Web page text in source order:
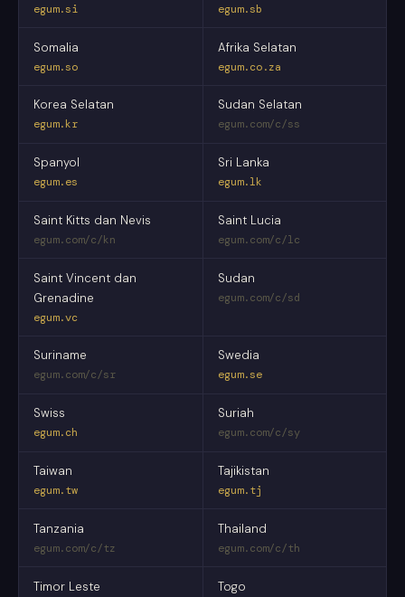
egum.si egum.sb
Somalia
egum.so
Afrika Selatan
egum.co.za
Korea Selatan
egum.kr
Sudan Selatan
egum.com/c/ss
Spanyol
egum.es
Sri Lanka
egum.lk
Saint Kitts dan Nevis
egum.com/c/kn
Saint Lucia
egum.com/c/lc
Saint Vincent dan
Grenadine
egum.vc
Sudan
egum.com/c/sd
Suriname
egum.com/c/sr
Swedia
egum.se
Swiss
egum.ch
Suriah
egum.com/c/sy
Taiwan
egum.tw
Tajikistan
egum.tj
Tanzania
egum.com/c/tz
Thailand
egum.com/c/th
Timor Leste Togo